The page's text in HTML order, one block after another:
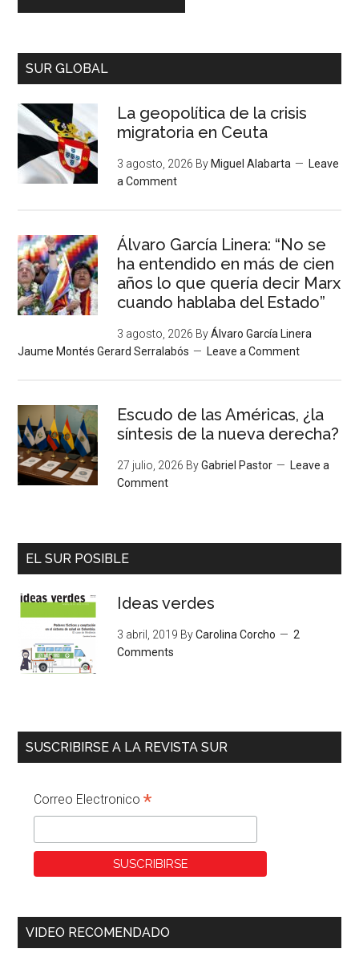
SUR GLOBAL
La geopolítica de la crisis
migratoria en Ceuta
3 agosto, 2026 ByMiguel Alabarta
Leave
a Comment
Álvaro García Linera: “No se
ha entendido en más de cien
años lo que quería decir Marx
cuando hablaba del Estado”
3 agosto, 2026 ByÁlvaro García Linera
Jaume Montés Gerard Serralabós
Leave a Comment
Escudo de las Américas, ¿la
síntesis de la nueva derecha?
27 julio, 2026 ByGabriel Pastor
Leave a
Comment
EL SUR POSIBLE
Ideas verdes
3 abril, 2019 ByCarolina Corcho
2
Comments
SUSCRIBIRSE A LA REVISTA SUR
Correo Electronico*
VIDEO RECOMENDADO